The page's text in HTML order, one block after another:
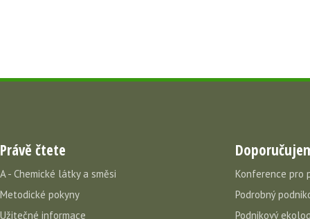
Právě čtete
A - Chemické látky a směsi
Metodické pokyny
Užitečné informace
Konference pro
Podrobný
Podnikový